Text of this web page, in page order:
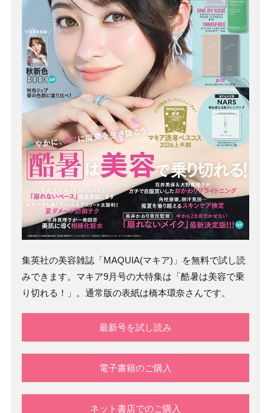
集英社の美容雑誌「MAQUIA(マキア)」を無料で試し読
みできます。マキア9月号の大特集は「酷暑は美容で乗
り切れる！」。通常版の表紙は橋本環奈さんです。
最新号を試し読み
電子書籍のご購入
ネット書店でのご購入